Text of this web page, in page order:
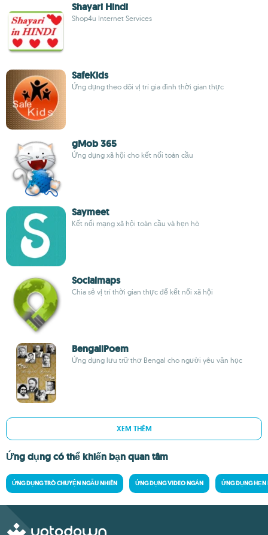
Shayari Hindi
Shop4u Internet Services
SafeKids
Ứng dụng theo dõi vị trí gia đình thời gian thực
gMob 365
Ứng dụng xã hội cho kết nối toàn cầu
Saymeet
Kết nối mạng xã hội toàn cầu và hẹn hò
Socialmaps
Chia sẻ vị trí thời gian thực để kết nối xã hội
BengaliPoem
Ứng dụng lưu trữ thơ Bengal cho người yêu văn học
XEM THÊM
Ứng dụng có thể khiến bạn quan tâm
ỨNG DỤNG TRÒ CHUYỆN NGẪU NHIÊN ỨNG DỤNG VIDEO NGẮN ỨNG DỤNG HẸN